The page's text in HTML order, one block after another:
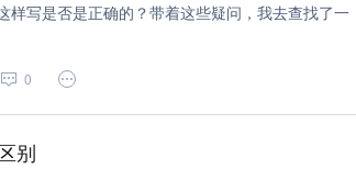
写是否是正确的？带着这些疑问，我去查找了一
0
别